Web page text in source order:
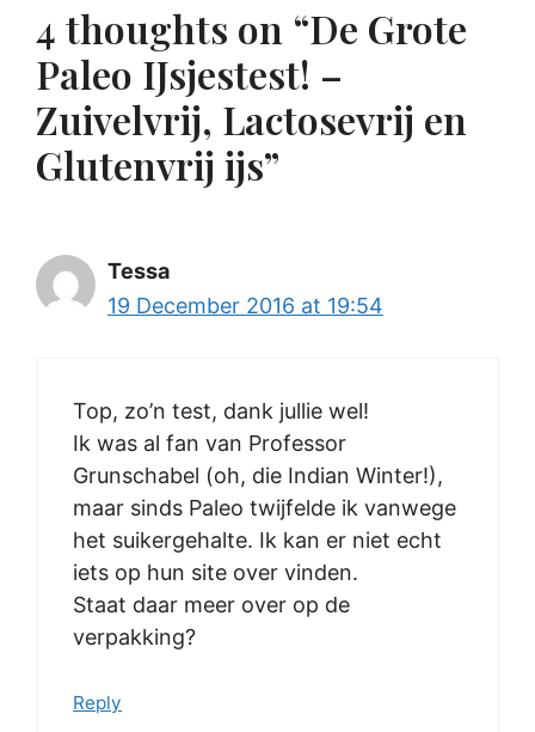
4 thoughts on “De Grote
Paleo IJsjestest! –
Zuivelvrij, Lactosevrij en
Glutenvrij ijs”
Tessa
19 December 2016 at 19:54
Top, zo’n test, dank jullie wel!
Ik was al fan van Professor
Grunschabel (oh, die Indian Winter!),
maar sinds Paleo twijfelde ik vanwege
het suikergehalte. Ik kan er niet echt
iets op hun site over vinden.
Staat daar meer over op de
verpakking?
Reply